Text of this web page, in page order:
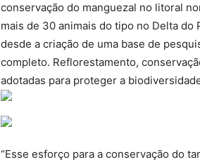
conservação do manguezal no litoral
mais de 30 animais do tipo no Delta do
desde a criação de uma base de
completo. Reflorestamento,
adotadas para proteger a
“Esse esforço para a conservação do